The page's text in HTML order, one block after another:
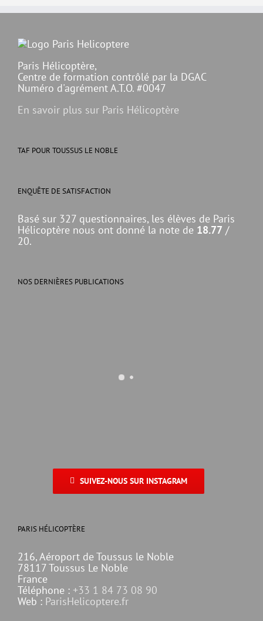
Paris Hélicoptère,
Centre de formation contrôlé par la DGAC
Numéro d'agrément A.T.O. #0047
En savoir plus sur Paris Hélicoptère
TAF POUR TOUSSUS LE NOBLE
ENQUÊTE DE SATISFACTION
Basé sur 327 questionnaires, les élèves de Paris
Hélicoptère nous ont donné la note de 18.77 /
20.
NOS DERNIÈRES PUBLICATIONS
SUIVEZ-NOUS SUR INSTAGRAM
PARIS HÉLICOPTÈRE
216, Aéroport de Toussus le Noble
78117 Toussus Le Noble
France
Téléphone : +33 1 84 73 08 90
Web : ParisHelicoptere.fr